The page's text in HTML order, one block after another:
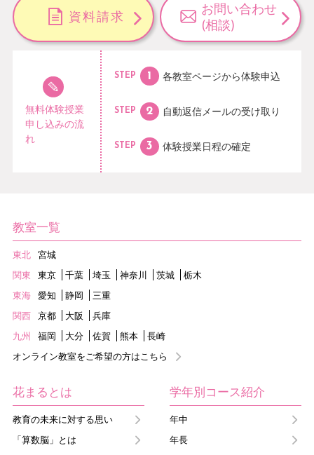
資料請求
お問い合わせ
(相談)
無料体験授業
申し込みの流
れ
STEP 各教室ページから体験申込
STEP 自動返信メールの受け取り
STEP 体験授業日程の確定
教室一覧
東北
宮城
関東
東京 千葉 埼玉 神奈川 茨城
栃木
東海
愛知 静岡
三重
関西
京都 大阪
兵庫
九州
福岡 大分 佐賀 熊本
長崎
オンライン教室をご希望の方はこちら
花まるとは
教育の未来に対する思い
「算数脳」とは
学年別コース紹介
年中
年長